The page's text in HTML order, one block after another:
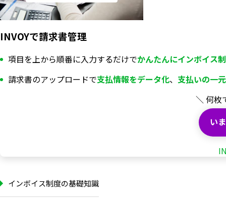
INVOYで請求書管理
項目を上から順番に入力するだけでかんたんにインボイス
請求書のアップロードで支払情報をデータ化、 支払いの一
＼ 何枚
い
インボイス制度の基礎知識